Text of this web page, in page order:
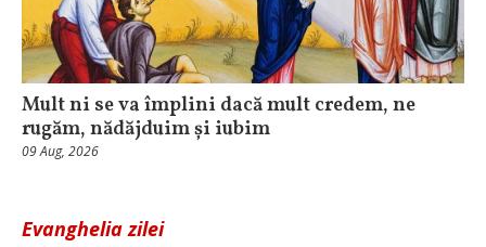
Mult ni se va împlini dacă mult credem, ne
rugăm, nădăjduim și iubim
09 Aug, 2026
Evanghelia zilei